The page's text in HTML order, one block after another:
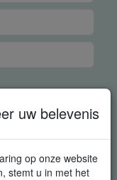
uw belevenis
op onze website
stemt u in met het
toestemming om u
en
U kunt zich steeds